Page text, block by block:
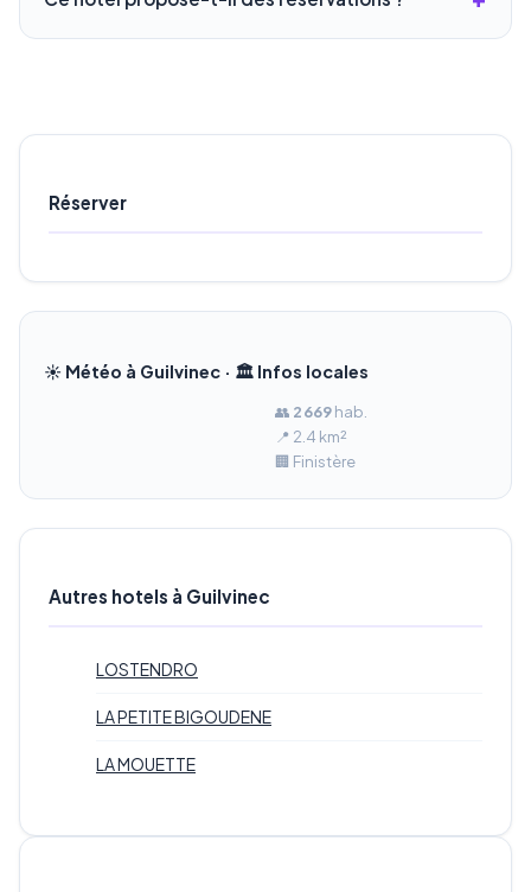
Réserver
☀️ Météo à Guilvinec · 🏛️ Infos locales
👥 2 669hab.
📍 2.4 km²
🏢 Finistère
Autres hotels à Guilvinec
LOSTENDRO
LA PETITE BIGOUDENE
LA MOUETTE